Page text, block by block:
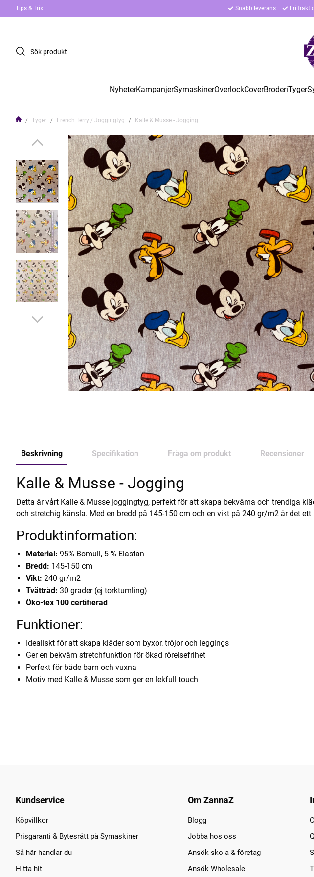
Tips & Trix Snabb leverans Fri frakt
NyheterKampanjerSymaskinerOverlockCoverBroderiTyger
Tyger French Terry / Joggingtyg Kalle & Musse - Jogging
Beskrivning Specifikation Fråga om produkt Recensioner
Kalle & Musse - Jogging
Detta är vårt Kalle & Musse joggingtyg, perfekt för att skapa bekväma och trendiga
och stretchig känsla. Med en bredd på 145-150 cm och en vikt på 240 gr/m2 är det
Produktinformation:
Material: 95% Bomull, 5 % Elastan
Bredd: 145-150 cm
Vikt: 240 gr/m2
Tvättråd: 30 grader (ej torktumling)
Öko-tex 100 certifierad
Funktioner:
Idealiskt för att skapa kläder som byxor, tröjor och leggings
Ger en bekväm stretchfunktion för ökad rörelsefrihet
Perfekt för både barn och vuxna
Motiv med Kalle & Musse som ger en lekfull touch
Kundservice
Köpvillkor
Prisgaranti & Bytesrätt på Symaskiner
Så här handlar du
Hitta hit
Om ZannaZ
Blogg
Jobba hos oss
Ansök skola & företag
Ansök Wholesale